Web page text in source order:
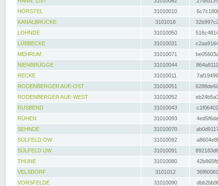
HÖRSTEL
31010010
KANALBRÜCKE
3101018
LOHNDE
31010050
LÜBBECKE
31010031
MEHRUM
31010071
NIENBRÜGGE
31010044
RECKE
31010011
RODENBERGER AUE-OST
31010051
RODENBERGER AUE-WEST
31010052
RUSBEND
31010043
RÜHEN
31010093
SEHNDE
31010070
SÜLFELD OW
31010092
SÜLFELD UW
31010091
THUNE
31010080
VELSDORF
3101012
VORSFELDE
31010090